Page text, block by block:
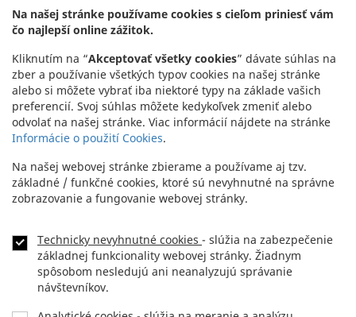
Kontakt
Headquarters: +421 2 5941 8200
Showroom: +421 2 5941 8855
Footer
menu
NEWSLETTER
KONTAKT
Na našej stránke používame cookies s cieľom priniesť vám
čo najlepší online zážitok.
Kliknutím na “Akceptovať všetky cookies” dávate súhlas na
zber a používanie všetkých typov cookies na našej stránke
alebo si môžete vybrať iba niektoré typy na základe vašich
preferencií. Svoj súhlas môžete kedykoľvek zmeniť alebo
odvolať na našej stránke. Viac informácií nájdete na stránke
Informácie o použití Cookies.
Na našej webovej stránke zbierame a používame aj tzv.
základné / funkčné cookies, ktoré sú nevyhnutné na správne
zobrazovanie a fungovanie webovej stránky.
Technicky nevyhnutné cookies - slúžia na zabezpečenie
základnej funkcionality webovej stránky. Žiadnym
spôsobom nesledujú ani neanalyzujú správanie
návštevníkov.